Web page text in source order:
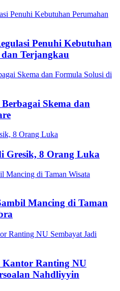
Penuhi Kebutuhan
Terjangkau
Skema dan
Gresik, 8 Orang Luka
Mancing di Taman
Kantor Ranting NU
Nahdliyyin